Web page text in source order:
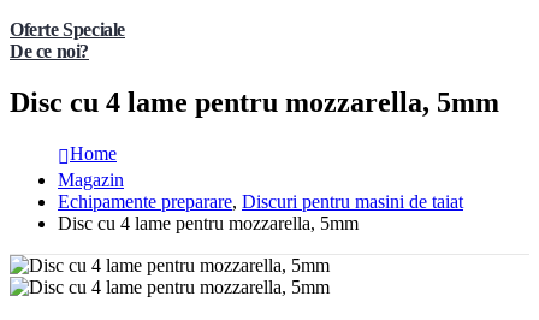
Oferte Speciale
De ce noi?
Disc cu 4 lame pentru mozzarella, 5mm
Home
Magazin
Echipamente preparare, Discuri pentru masini de taiat
Disc cu 4 lame pentru mozzarella, 5mm